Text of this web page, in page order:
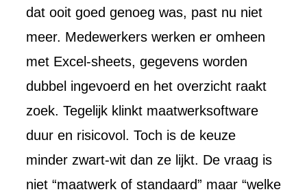
Overzicht
BLOG
Overzicht
dat ooit goed genoeg was, past nu niet
meer. Medewerkers werken er omheen
met Excel-sheets, gegevens worden
dubbel ingevoerd en het overzicht raakt
zoek. Tegelijk klinkt maatwerksoftware
duur en risicovol. Toch is de keuze
minder zwart-wit dan ze lijkt. De vraag is
niet “maatwerk of standaard” maar “welke